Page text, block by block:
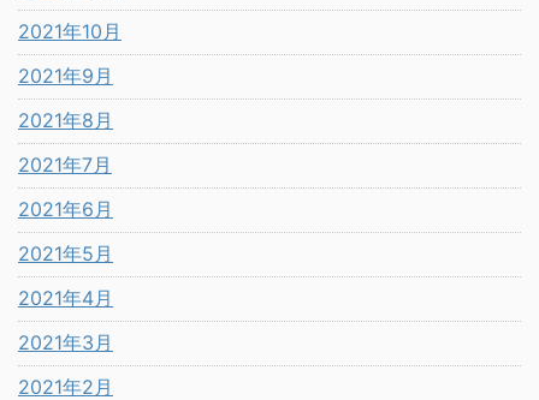
2021年10月
2021年9月
2021年8月
2021年7月
2021年6月
2021年5月
2021年4月
2021年3月
2021年2月